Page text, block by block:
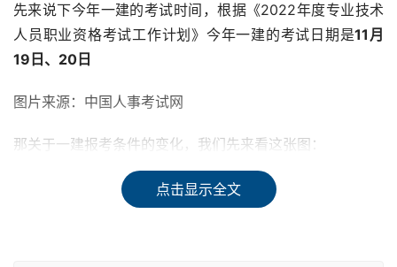
先来说下今年一建的考试时间，根据《2022年度专业技术
人员职业资格考试工作计划》今年一建的考试日期是11月
19日、20日
图片来源：中国人事考试网
那关于一建报考条件的变化，我们先来看这张图：
图片来源：中国人事考试网点击显示全文